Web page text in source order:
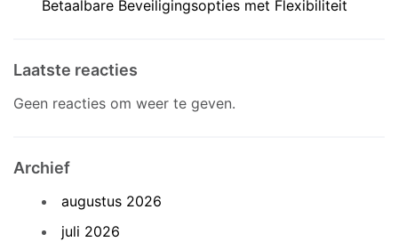
Betaalbare Beveiligingsopties met Flexibiliteit
Laatste reacties
Geen reacties om weer te geven.
Archief
augustus 2026
juli 2026